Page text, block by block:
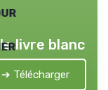
livre blanc
➔ Télécharger